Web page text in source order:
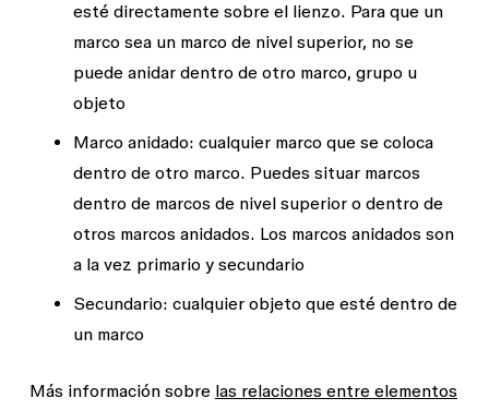
esté directamente sobre el lienzo. Para que un
marco sea un marco de nivel superior, no se
puede anidar dentro de otro marco, grupo u
objeto
Marco anidado: cualquier marco que se coloca
dentro de otro marco. Puedes situar marcos
dentro de marcos de nivel superior o dentro de
otros marcos anidados. Los marcos anidados son
a la vez primario y secundario
Secundario: cualquier objeto que esté dentro de
un marco
Más información sobre las relaciones entre elementos